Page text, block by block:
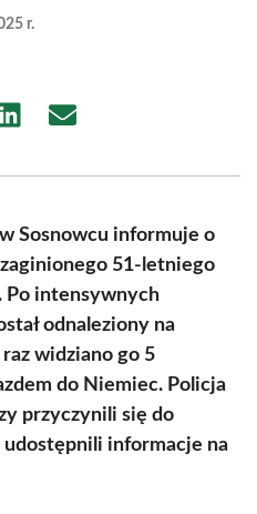
r.
Share Share
Sosnowcu informuje o
51-letniego
Po intensywnych
odnaleziony na
widziano go 5
do Niemiec. Policja
przyczynili się do
udostępnili informacje na